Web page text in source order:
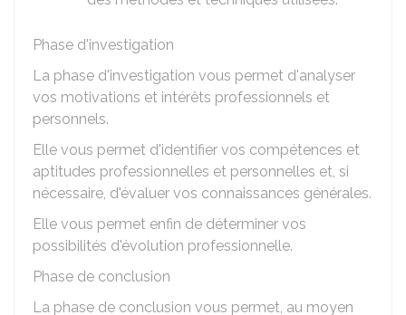
Phase d'investigation
La phase d'investigation vous permet d'analyser
vos motivations et intérêts professionnels et
personnels.
Elle vous permet d'identifier vos compétences et
aptitudes professionnelles et personnelles et, si
nécessaire, d'évaluer vos connaissances générales.
Elle vous permet enfin de déterminer vos
possibilités d'évolution professionnelle.
Phase de conclusion
La phase de conclusion vous permet, au moyen